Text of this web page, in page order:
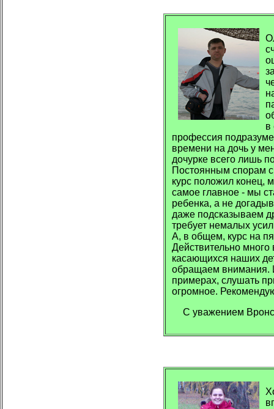
в
профессия
времени на дочь у
дочурке всего лишь
Постоянным спорам
курс положил конец,
самое главное - мы
ребенка, а не
даже подсказываем
требует немалых
А, в общем, курс на
Действительно
касающихся наших
обращаем внимания.
примерах, слушать
огромное.
С уважением